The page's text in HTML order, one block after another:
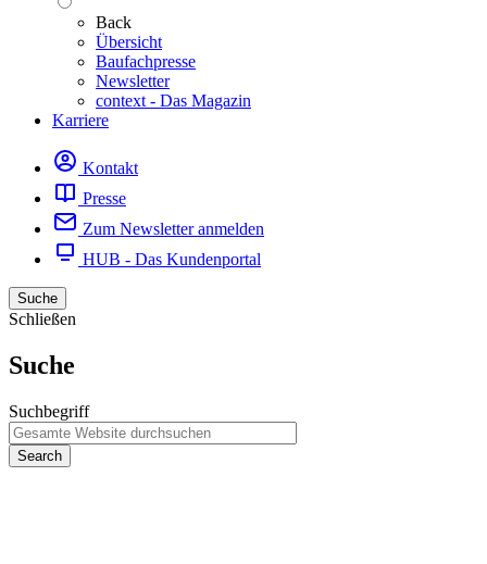
Back
Übersicht
Baufachpresse
Newsletter
context - Das Magazin
Karriere
Kontakt
Presse
Zum Newsletter anmelden
HUB - Das Kundenportal
Suche
Schließen
Suche
Suchbegriff